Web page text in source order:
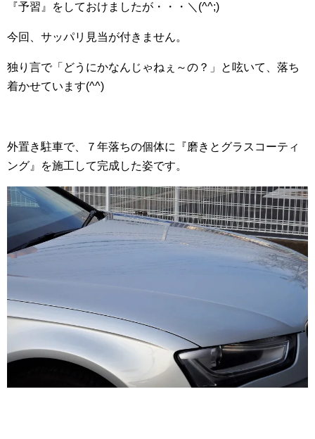
『予習』をしておけましたが・・・＼(^^;)
今回、サッパリ見当が付きません。
独り言で「どうにかなんじゃねぇ～の？」と呟いて、落ち
着かせています(^^)
外置き駐車で、７年落ちの個体に『磨きとグラスコーティ
ング』を施工して完成した姿です。